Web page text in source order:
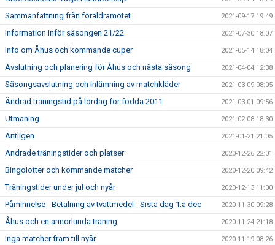
Sammanfattning från föräldramötet 2021-09-17 19:49
Information inför säsongen 21/22 2021-07-30 18:07
Info om Åhus och kommande cuper 2021-05-14 18:04
Avslutning och planering för Åhus och nästa säsong 2021-04-04 12:38
Säsongsavslutning och inlämning av matchkläder 2021-03-09 08:05
Ändrad träningstid på lördag för födda 2011 2021-03-01 09:56
Utmaning 2021-02-08 18:30
Äntligen 2021-01-21 21:05
Ändrade träningstider och platser 2020-12-26 22:01
Bingolotter och kommande matcher 2020-12-20 09:42
Träningstider under jul och nyår 2020-12-13 11:00
Påminnelse - Betalning av tvättmedel - Sista dag 1:a dec 2020-11-30 09:28
Åhus och en annorlunda träning 2020-11-24 21:18
Inga matcher fram till nyår 2020-11-19 08:26